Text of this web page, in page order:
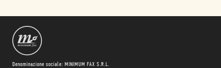
Denominazione sociale: MINIMUM FAX S.R.L.